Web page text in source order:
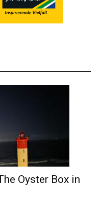
Oyster Box in